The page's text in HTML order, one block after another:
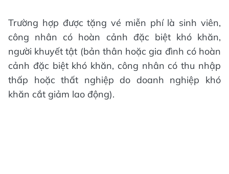
Trường hợp được tặng vé miễn phí là sinh viên,
công nhân có hoàn cảnh đặc biệt khó khăn,
người khuyết tật (bản thân hoặc gia đình có hoàn
cảnh đặc biệt khó khăn, công nhân có thu nhập
thấp hoặc thất nghiệp do doanh nghiệp khó
khăn cắt giảm lao động).